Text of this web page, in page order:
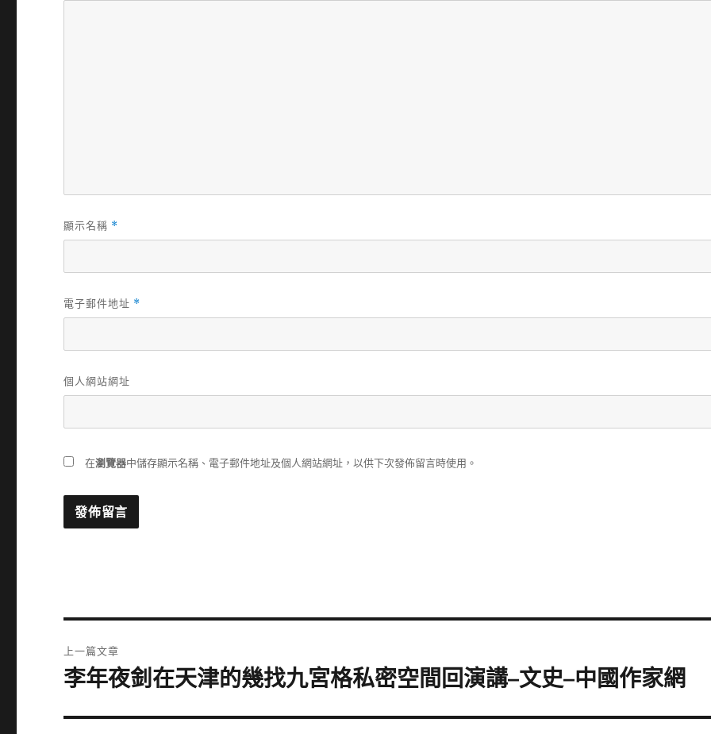
顯示名稱 *
電子郵件地址 *
個人網站網址
在瀏覽器中儲存顯示名稱、電子郵件地址及個人網站網址，以供下次發佈留言時使用。
章
上一篇文章
上
篇
李年夜釗在天津的幾找九宮格私密空間回演講–文史–中國作家網